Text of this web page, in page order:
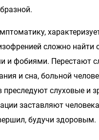
сложно найти
фобиями. Перестают
и сна, больной
слуховые и
заставляют
будучи здоровым.